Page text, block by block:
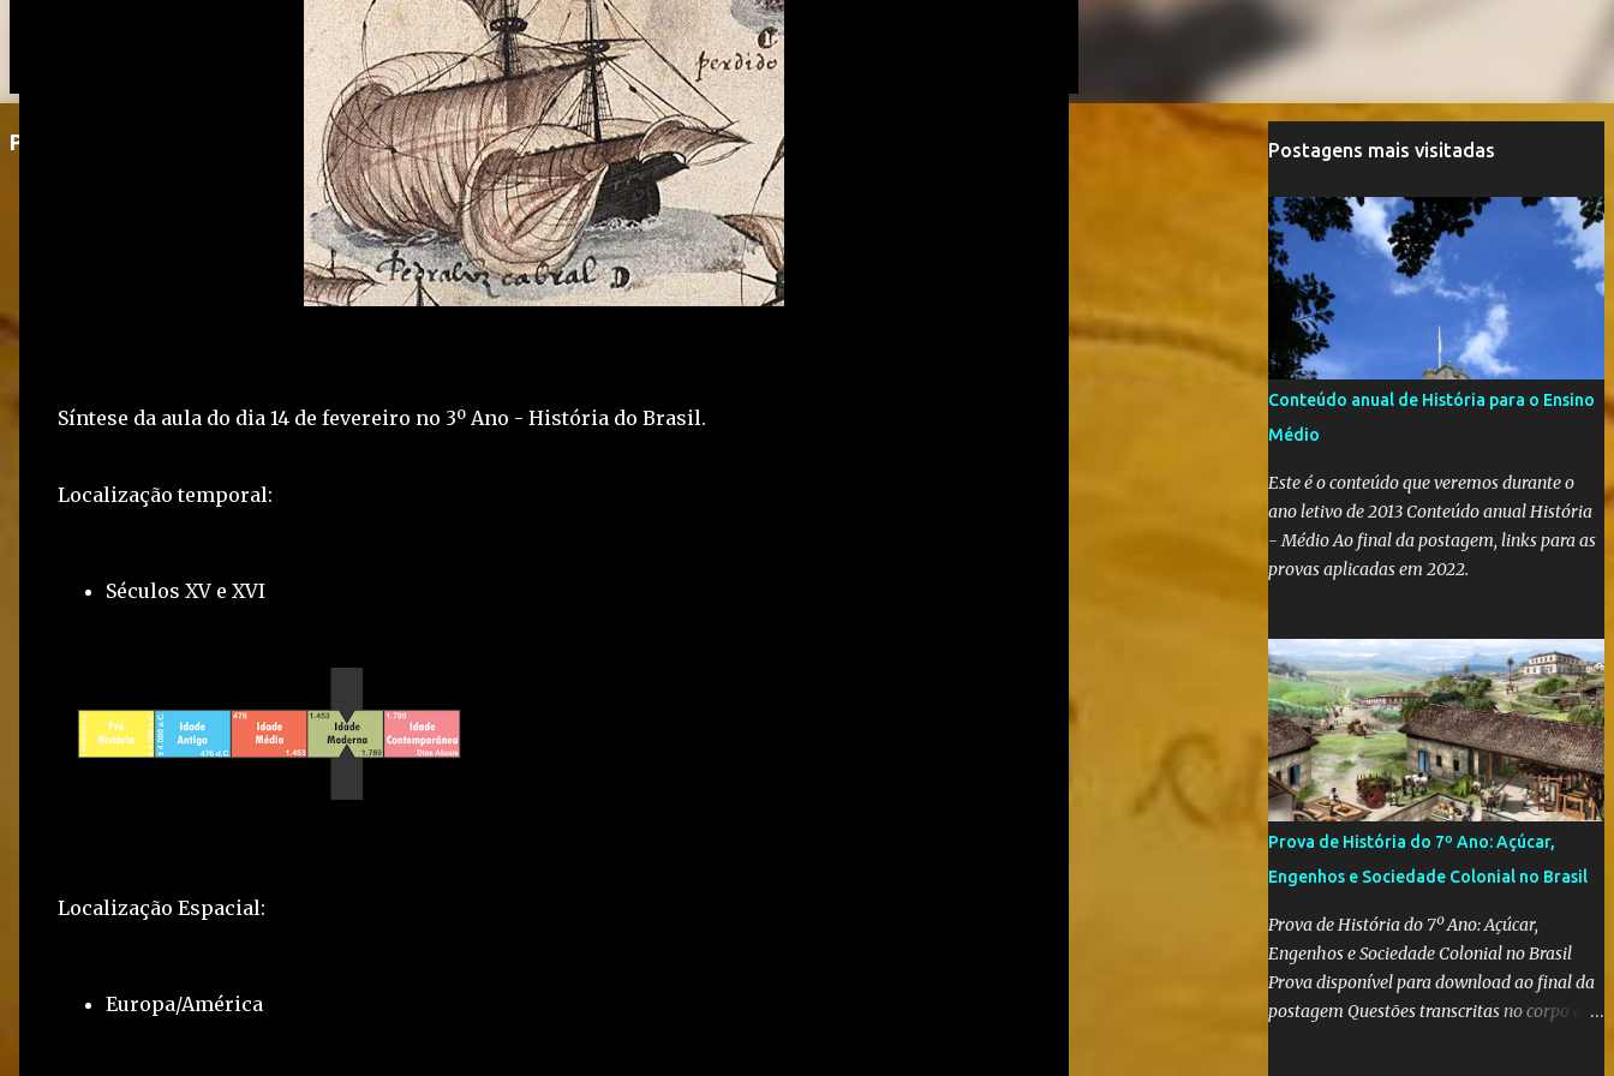
Postagem em destaque
Síntese da aula do dia 14 de fevereiro no 3º Ano - História do Brasil.
Localização temporal:
Séculos XV e XVI
Localização Espacial:
Europa/América
Postagens mais visitadas
Conteúdo anual de História para o Ensino
Médio
Este é o conteúdo que veremos durante o
ano letivo de 2013 Conteúdo anual História
- Médio Ao final da postagem, links para as
provas aplicadas em 2022.
Prova de História do 7º Ano: Açúcar,
Engenhos e Sociedade Colonial no Brasil
Prova de História do 7º Ano: Açúcar,
Engenhos e Sociedade Colonial no Brasil
Prova disponível para download ao final da
postagem Questões transcritas no corpo da